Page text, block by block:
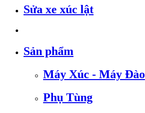
Sửa xe xúc lật
Sản phẩm
Máy Xúc - Máy Đào
Phụ Tùng